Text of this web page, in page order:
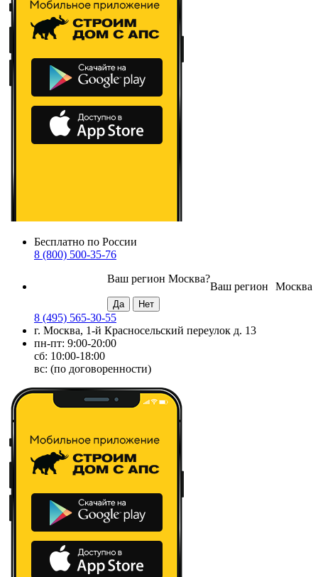
Бесплатно по России
8 (800) 500-35-76
Москва
Ваш регион
Ваш регион Москва?
8 (495) 565-30-55
г. Москва, 1-й Красносельский переулок д. 13
пн-пт: 9:00-20:00
сб: 10:00-18:00
вс: (по договоренности)